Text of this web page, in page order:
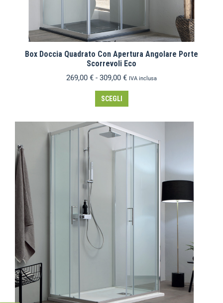
Box Doccia Quadrato Con Apertura Angolare Porte
Scorrevoli Eco
269,00 € - 309,00 € IVA inclusa
SCEGLI